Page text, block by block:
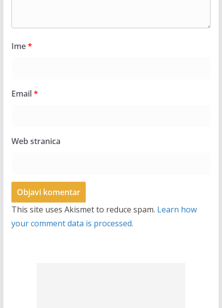
Ime*
Email*
Web stranica
This site uses Akismet to reduce spam. Learn how
your comment data is processed.